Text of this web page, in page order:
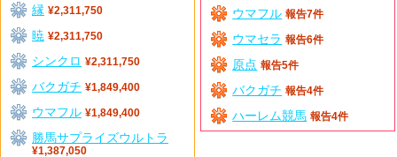
縁 ¥2,311,750
暁 ¥2,311,750
シンクロ ¥2,311,750
バクガチ ¥1,849,400
ウマフル ¥1,849,400
勝馬サプライズウルトラ
¥1,387,050
ウマフル 報告7件
ウマセラ 報告6件
原点 報告5件
バクガチ 報告4件
ハーレム競馬 報告4件